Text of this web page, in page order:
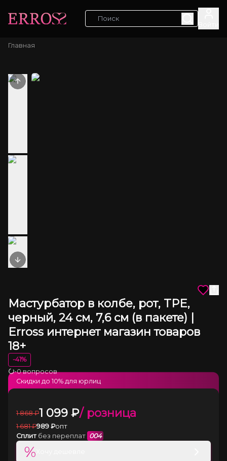
Главная
Previous slide
Next slide
Мастурбатор в колбе, рот, TPE,
черный, 24 см, 7,6 см (в пакете) |
Erross интернет магазин товаров
18+
-41%
Загрузка
•0 вопросов
1 868 ₽1 099 ₽/ розница
1 681 ₽989 ₽опт
Сплит без переплат 004
%
Скидки до 10% для юрлиц